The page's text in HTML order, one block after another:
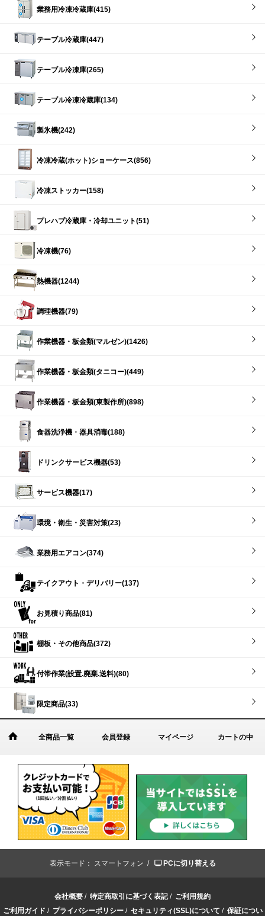
業務用冷凍冷蔵庫(415)
テーブル冷蔵庫(447)
テーブル冷凍庫(265)
テーブル冷凍冷蔵庫(134)
製氷機(242)
冷凍冷蔵(ホット)ショーケース(856)
冷凍ストッカー(158)
プレハブ冷蔵庫・冷却ユニット(51)
冷凍機(76)
熱機器(1244)
調理機器(79)
作業機器・板金類(マルゼン)(1426)
作業機器・板金類(タニコー)(449)
作業機器・板金類(東製作所)(898)
食器洗浄機・器具消毒(188)
ドリンクサービス機器(53)
サービス機器(17)
環境・衛生・災害対策(23)
業務用エアコン(374)
テイクアウト・デリバリー(137)
お見積り商品(81)
棚板・その他商品(372)
付帯作業(設置.廃棄.送料)(80)
限定商品(33)
全商品一覧 会員登録 マイページ カートの中
表示モード： スマートフォン / PCに切り替える
会社概要 / 特定商取引に基づく表記/ ご利用規約
ご利用ガイド / プライバシーポリシー/ セキュリティ(SSL)について / 保証につい